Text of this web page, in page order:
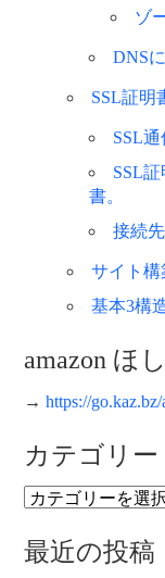
ゾ
DNS
SSL証明
SSL
SSL
書。
接続
サイト構
基本3構
amazon ほ
→ https://
カテゴリー
カ
ゴ
リ
最近の投稿